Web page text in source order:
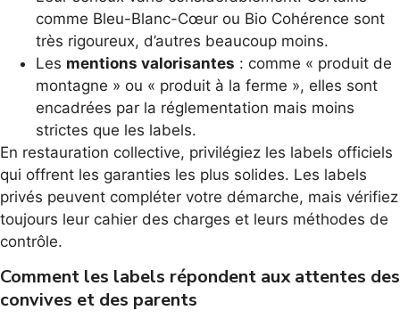
comme Bleu-Blanc-Cœur ou Bio Cohérence sont
très rigoureux, d’autres beaucoup moins.
Les mentions valorisantes : comme « produit de
montagne » ou « produit à la ferme », elles sont
encadrées par la réglementation mais moins
strictes que les labels.
En restauration collective, privilégiez les labels officiels
qui offrent les garanties les plus solides. Les labels
privés peuvent compléter votre démarche, mais vérifiez
toujours leur cahier des charges et leurs méthodes de
contrôle.
Comment les labels répondent aux attentes des
convives et des parents